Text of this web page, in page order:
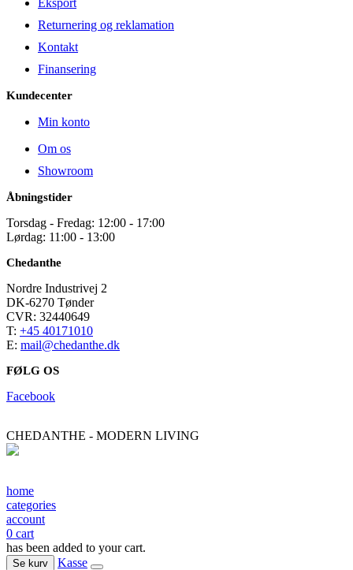
Returnering og reklamation
Kontakt
Finansering
Kundecenter
Min konto
Om os
Showroom
Åbningstider
Torsdag - Fredag: 12:00 - 17:00
Lørdag: 11:00 - 13:00
Chedanthe
Nordre Industrivej 2
DK-6270 Tønder
CVR: 32440649
T: +45 40171010
E: mail@chedanthe.dk
FØLG OS
Facebook
CHEDANTHE - MODERN LIVING
home
categories
account
0 cart
has been added to your cart.
Se kurv Kasse